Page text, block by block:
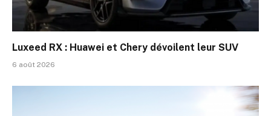
Luxeed RX : Huawei et Chery dévoilent leur SUV
6 août 2026